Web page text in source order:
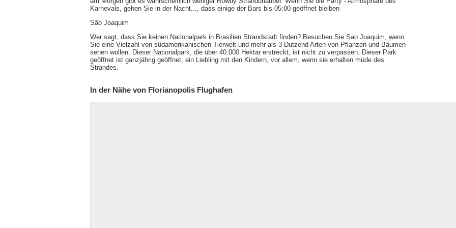
Karnevals, gehen Sie in der Nacht..., dass einige der Bars bis 05:00 geöffnet bleiben
São Joaquim
Wer sagt, dass Sie keinen Nationalpark in Brasilien Strandstadt finden? Besuchen Sie Sao Joaquim, wenn
Sie eine Vielzahl von südamerikanischen Tierwelt und mehr als 3 Dutzend Arten von Pflanzen und Bäumen
sehen wollen. Dieser Nationalpark, die über 40.000 Hektar erstreckt, ist nicht zu verpassen. Dieser Park
geöffnet ist ganzjährig geöffnet, ein Liebling mit den Kindern, vor allem, wenn sie erhalten müde des
Strandes.
In der Nähe von Florianopolis Flughafen